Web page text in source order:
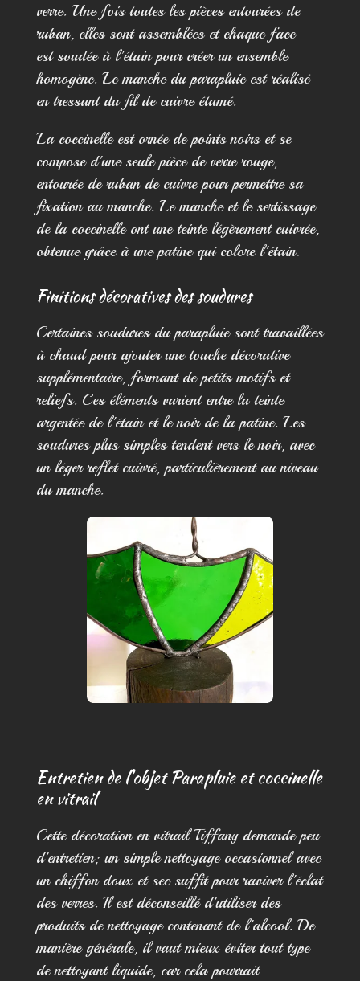
verre. Une fois toutes les pièces entourées de
ruban, elles sont assemblées et chaque face
est soudée à l'étain pour créer un ensemble
homogène. Le manche du parapluie est réalisé
en tressant du fil de cuivre étamé.
La coccinelle est ornée de points noirs et se
compose d'une seule pièce de verre rouge,
entourée de ruban de cuivre pour permettre sa
fixation au manche. Le manche et le sertissage
de la coccinelle ont une teinte légèrement cuivrée,
obtenue grâce à une patine qui colore l'étain.
Finitions décoratives des soudures
Certaines soudures du parapluie sont travaillées
à chaud pour ajouter une touche décorative
supplémentaire, formant de petits motifs et
reliefs. Ces éléments varient entre la teinte
argentée de l'étain et le noir de la patine. Les
soudures plus simples tendent vers le noir, avec
un léger reflet cuivré, particulièrement au niveau
du manche.
Entretien de l'objet Parapluie et coccinelle
en vitrail
Cette décoration en vitrail Tiffany demande peu
d'entretien; un simple nettoyage occasionnel avec
un chiffon doux et sec suffit pour raviver l'éclat
des verres. Il est déconseillé d'utiliser des
produits de nettoyage contenant de l'alcool. De
manière générale, il vaut mieux éviter tout type
de nettoyant liquide, car cela pourrait